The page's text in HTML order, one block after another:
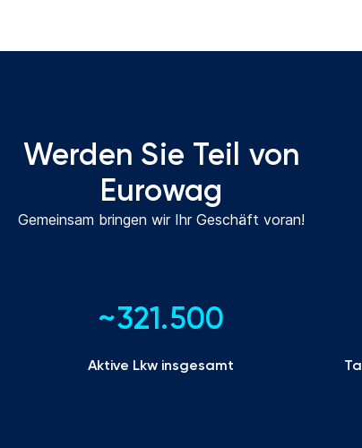
Werden Sie Teil von
Eurowag
Gemeinsam bringen wir Ihr Geschäft voran!
~321.500
Aktive Lkw insgesamt